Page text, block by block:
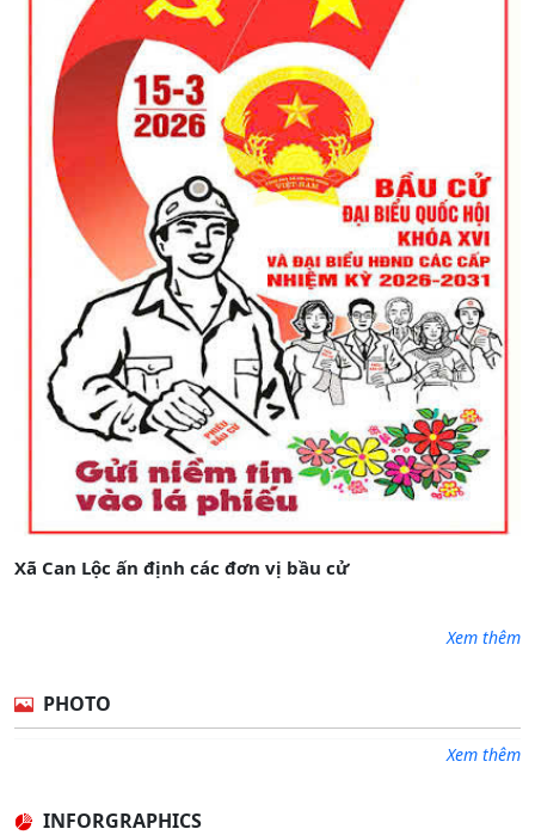
Xã Can Lộc ấn định các đơn vị bầu cử
Xem thêm
PHOTO
Xem thêm
INFORGRAPHICS